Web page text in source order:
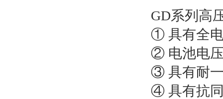
GD系列高
① 具有全
② 电池电
③ 具有耐
④ 具有抗